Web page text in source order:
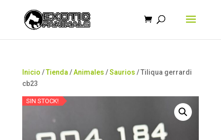
Inicio /Tienda /Animales /Saurios / Tiliqua gerrardi
cb23
SIN STOCK!